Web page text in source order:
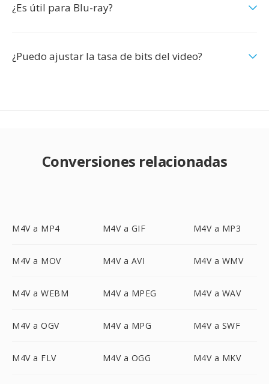
¿Es útil para Blu-ray?
¿Puedo ajustar la tasa de bits del video?
Conversiones relacionadas
M4V a MP4 M4V a GIF M4V a MP3
M4V a MOV M4V a AVI M4V a WMV
M4V a WEBM M4V a MPEG M4V a WAV
M4V a OGV M4V a MPG M4V a SWF
M4V a FLV M4V a OGG M4V a MKV